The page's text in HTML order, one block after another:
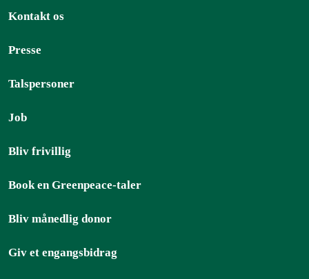
Kontakt os
Presse
Talspersoner
Job
Bliv frivillig
Book en Greenpeace-taler
Bliv månedlig donor
Giv et engangsbidrag